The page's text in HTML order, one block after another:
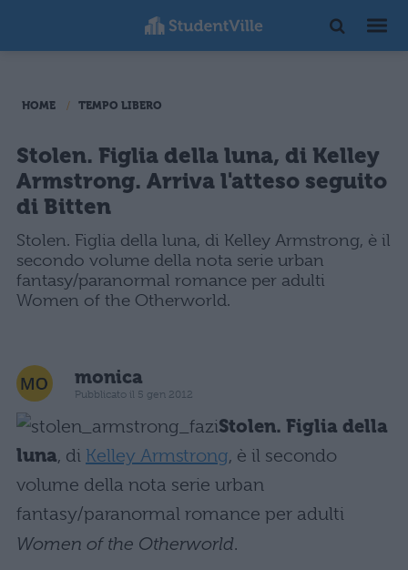
HOME TEMPO LIBERO
Stolen. Figlia della luna, di Kelley
Armstrong. Arriva l'atteso seguito
di Bitten
Stolen. Figlia della luna, di Kelley Armstrong, è il
secondo volume della nota serie urban
fantasy/paranormal romance per adulti
Women of the Otherworld.
monica
Pubblicato il 5 gen 2012
Stolen. Figlia della
luna, di Kelley Armstrong, è il secondo
volume della nota serie urban
fantasy/paranormal romance per adulti
Women of the Otherworld.